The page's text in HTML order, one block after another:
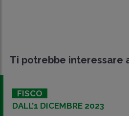
Ti potrebbe interessare
FISCO
DALL’1 DICEMBRE 2023